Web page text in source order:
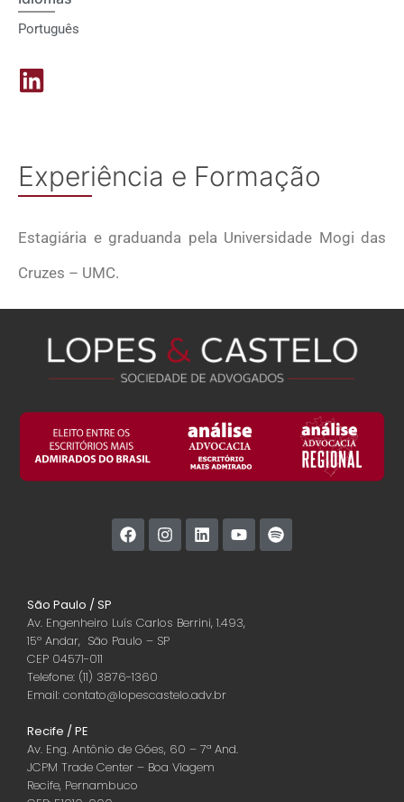
Português
Experiência e Formação
Estagiária e graduanda pela Universidade Mogi das
Cruzes – UMC.
São Paulo / SP
Av. Engenheiro Luís Carlos Berrini, 1.493,
15º Andar, São Paulo – SP
CEP 04571-011
Telefone: (11) 3876-1360
Email: contato@lopescastelo.adv.br
Recife / PE
Av. Eng. Antônio de Góes, 60 – 7ª And.
JCPM Trade Center – Boa Viagem
Recife, Pernambuco